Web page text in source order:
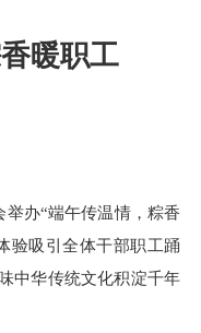
暖职工
办“端午传温情，粽香
验吸引全体干部职工踊
中华传统文化积淀千年